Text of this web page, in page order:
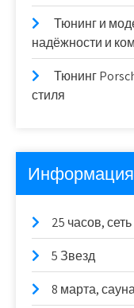
Тюнинг и
надёжности и
Тюнинг
стиля
Информация
25 часов,
5 Звезд
8 марта,